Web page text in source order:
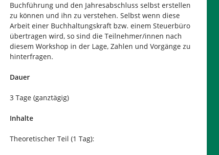
Buchführung und den Jahresabschluss selbst erstellen
zu können und ihn zu verstehen. Selbst wenn diese
Arbeit einer Buchhaltungskraft bzw. einem Steuerbüro
übertragen wird, so sind die Teilnehmer/innen nach
diesem Workshop in der Lage, Zahlen und Vorgänge zu
hinterfragen.
Dauer
3 Tage (ganztägig)
Inhalte
Theoretischer Teil (1 Tag):